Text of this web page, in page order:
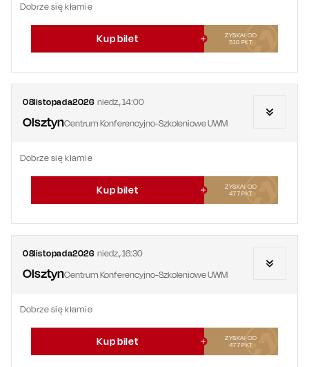
Dobrze się kłamie
Kup bilet
ZYSKAJ OD
510 PKT
08listopada2026 niedz.,14:00
OlsztynCentrum Konferencyjno-Szkoleniowe UWM
Dobrze się kłamie
Kup bilet
ZYSKAJ OD
477PKT
08listopada2026 niedz.,16:30
OlsztynCentrum Konferencyjno-Szkoleniowe UWM
Dobrze się kłamie
Kup bilet
ZYSKAJ OD
477PKT